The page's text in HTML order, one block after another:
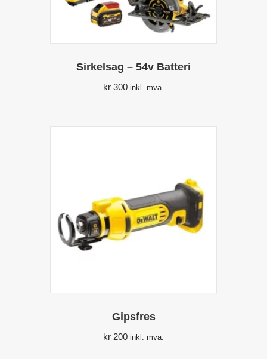
Sirkelsag – 54v Batteri
kr 300 inkl. mva.
Gipsfres
kr 200 inkl. mva.